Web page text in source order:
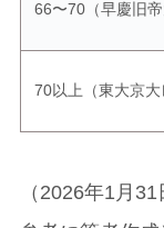
66〜70（早慶旧帝
70以上（東大京大
（2026年1月